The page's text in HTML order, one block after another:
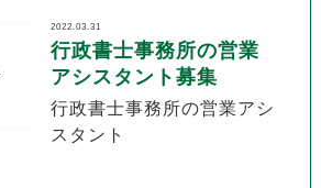
2022.03.31
行政書士事務所の営業
アシスタント募集
行政書士事務所の営業アシ
スタント